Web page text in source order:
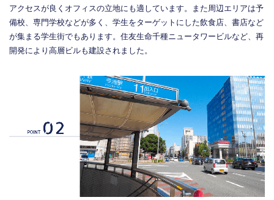
アクセスが良くオフィスの立地にも適しています。また周辺エリアは予
備校、専門学校などが多く、学生をターゲットにした飲食店、書店など
が集まる学生街でもあります。住友生命千種ニュータワービルなど、再
開発により高層ビルも建設されました。